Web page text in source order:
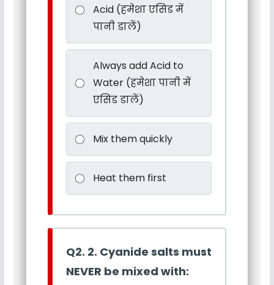
Acid (हमेशा एसिड में
पानी डालें)
Always add Acid to
Water (हमेशा पानी में
एसिड डालें)
Mix them quickly
Heat them first
Q2. 2. Cyanide salts must
NEVER be mixed with: